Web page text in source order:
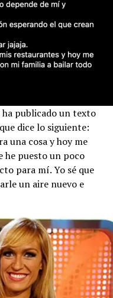
ha publicado un texto
dice lo siguiente:
una cosa y hoy me
he puesto un poco
para mí. Yo sé que
un aire nuevo e